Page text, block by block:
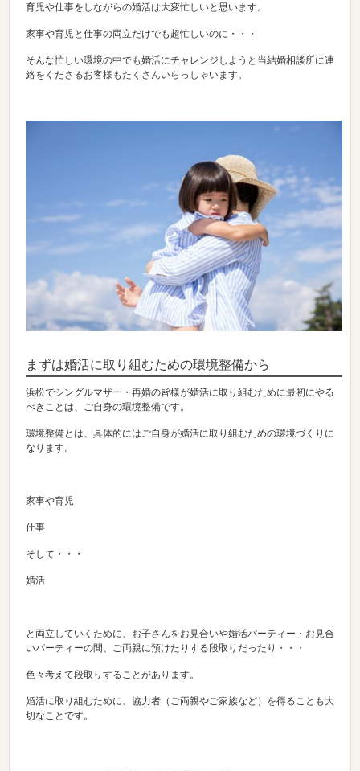
育児や仕事をしながらの婚活は大変忙しいと思います。
家事や育児と仕事の両立だけでも超忙しいのに・・・
そんな忙しい環境の中でも婚活にチャレンジしようと当結婚相談所に連
絡をくださるお客様もたくさんいらっしゃいます。
まずは婚活に取り組むための環境整備から
浜松でシングルマザー・再婚の皆様が婚活に取り組むために最初にやる
べきことは、ご自身の環境整備です。
環境整備とは、具体的にはご自身が婚活に取り組むための環境づくりに
なります。
家事や育児
仕事
そして・・・
婚活
と両立していくために、お子さんをお見合いや婚活パーティー・お見合
いパーティーの間、ご両親に預けたりする段取りだったり・・・
色々考えて段取りすることがあります。
婚活に取り組むために、協力者（ご両親やご家族など）を得ることも大
切なことです。